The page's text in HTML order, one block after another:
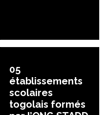
05
établissements
scolaires
togolais formés